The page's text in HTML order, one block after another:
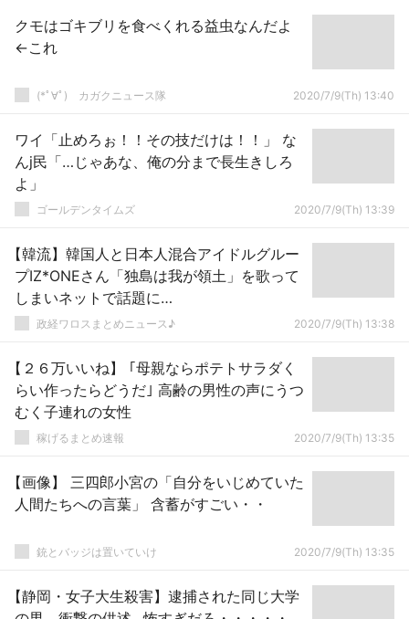
クモはゴキブリを食べくれる益虫なんだよ
←これ
(*ﾟ∀ﾟ)ゞカガクニュース隊 2020/7/9(Th) 13:40
ワイ「止めろぉ！！その技だけは！！」 な
んj民「…じゃあな、俺の分まで長生きしろ
よ」
ゴールデンタイムズ 2020/7/9(Th) 13:39
【韓流】韓国人と日本人混合アイドルグルー
プIZ*ONEさん「独島は我が領土」を歌って
しまいネットで話題に…
政経ワロスまとめニュース♪ 2020/7/9(Th) 13:38
【２６万いいね】 ｢母親ならポテトサラダく
らい作ったらどうだ｣ 高齢の男性の声にうつ
むく子連れの女性
稼げるまとめ速報 2020/7/9(Th) 13:35
【画像】 三四郎小宮の「自分をいじめていた
人間たちへの言葉」 含蓄がすごい・・
銃とバッジは置いていけ 2020/7/9(Th) 13:35
【静岡・女子大生殺害】逮捕された同じ大学